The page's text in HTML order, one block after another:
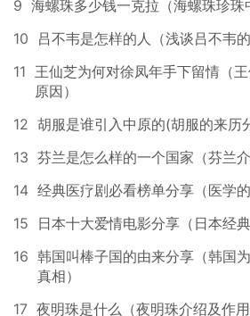
9 海螺珠多少钱一克拉（海螺珠珍珠
10
吕不韦是怎样的人（浅谈吕不韦的
11 王仙芝为何对徐凤年手下留情（
原因）
12 胡服是谁引入中原的(胡服的来历
13 芬兰是怎么样的一个国家（芬兰介
14 经典医疗剧必看榜单分享（医学的
15
日本十大爱情电影分享（日本经
16 韩国叫棒子国的由来分享（韩国
真相）
17 夜明珠是什么（夜明珠介绍及作用